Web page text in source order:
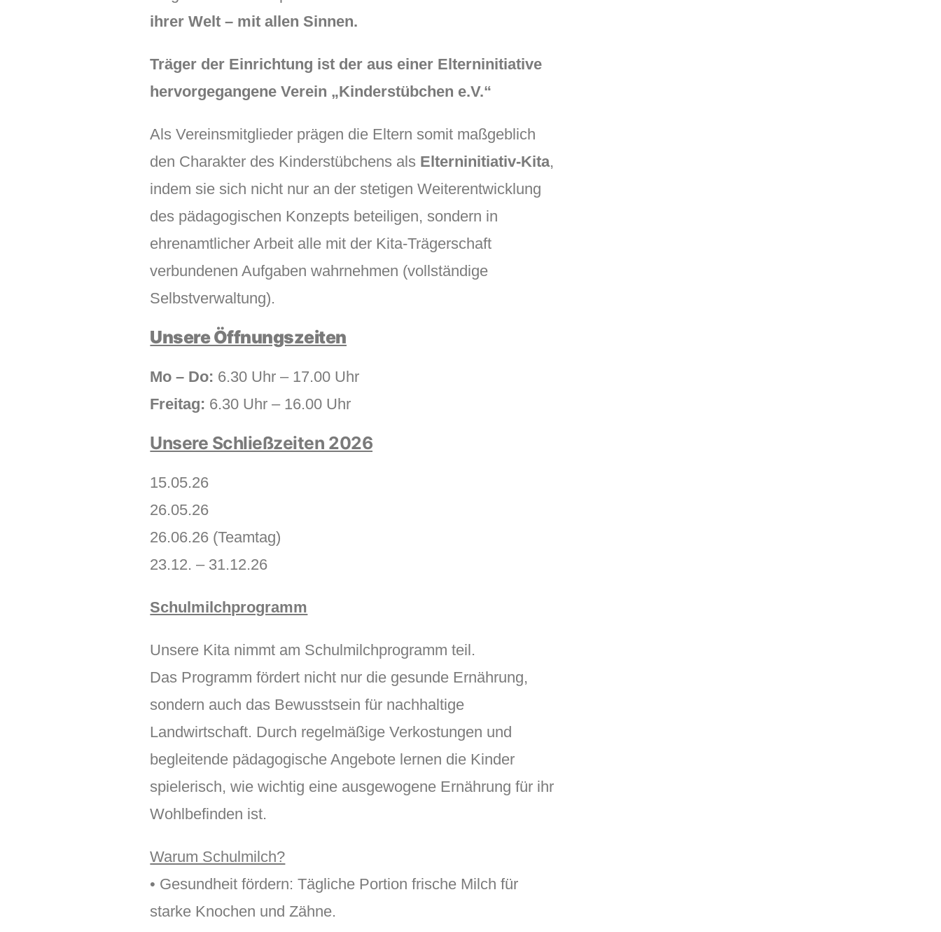
ihrer Welt – mit allen Sinnen.
Träger der Einrichtung ist der aus einer Elterninitiative
hervorgegangene Verein „Kinderstübchen e.V.“
Als Vereinsmitglieder prägen die Eltern somit maßgeblich
den Charakter des Kinderstübchens als Elterninitiativ-Kita,
indem sie sich nicht nur an der stetigen Weiterentwicklung
des pädagogischen Konzepts beteiligen, sondern in
ehrenamtlicher Arbeit alle mit der Kita-Trägerschaft
verbundenen Aufgaben wahrnehmen (vollständige
Selbstverwaltung).
Unsere Öffnungszeiten
Mo – Do: 6.30 Uhr – 17.00 Uhr
Freitag: 6.30 Uhr – 16.00 Uhr
Unsere Schließzeiten 2026
15.05.26
26.05.26
26.06.26 (Teamtag)
23.12. – 31.12.26
Schulmilchprogramm
Unsere Kita nimmt am Schulmilchprogramm teil.
Das Programm fördert nicht nur die gesunde Ernährung,
sondern auch das Bewusstsein für nachhaltige
Landwirtschaft. Durch regelmäßige Verkostungen und
begleitende pädagogische Angebote lernen die Kinder
spielerisch, wie wichtig eine ausgewogene Ernährung für ihr
Wohlbefinden ist.
Warum Schulmilch?
• Gesundheit fördern: Tägliche Portion frische Milch für
starke Knochen und Zähne.